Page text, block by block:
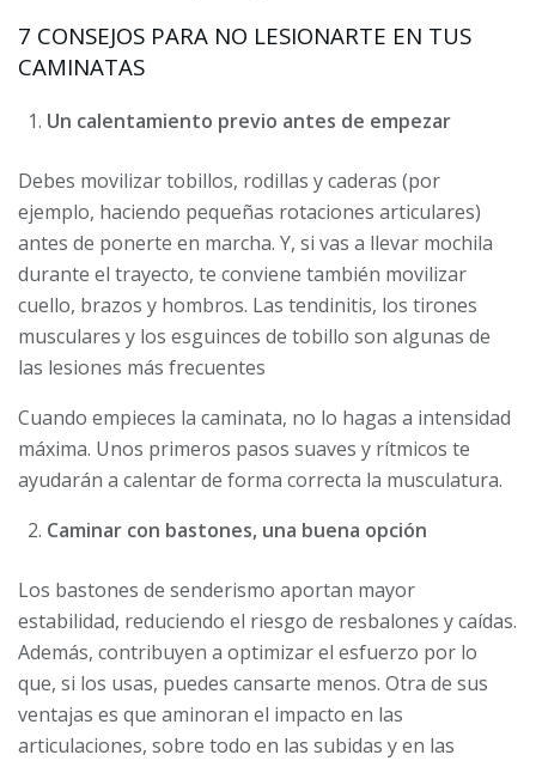
7 CONSEJOS PARA NO LESIONARTE EN TUS
CAMINATAS
Un calentamiento previo antes de empezar
Debes movilizar tobillos, rodillas y caderas (por
ejemplo, haciendo pequeñas rotaciones articulares)
antes de ponerte en marcha. Y, si vas a llevar mochila
durante el trayecto, te conviene también movilizar
cuello, brazos y hombros. Las tendinitis, los tirones
musculares y los esguinces de tobillo son algunas de
las lesiones más frecuentes
Cuando empieces la caminata, no lo hagas a intensidad
máxima. Unos primeros pasos suaves y rítmicos te
ayudarán a calentar de forma correcta la musculatura.
Caminar con bastones, una buena opción
Los bastones de senderismo aportan mayor
estabilidad, reduciendo el riesgo de resbalones y caídas.
Además, contribuyen a optimizar el esfuerzo por lo
que, si los usas, puedes cansarte menos. Otra de sus
ventajas es que aminoran el impacto en las
articulaciones, sobre todo en las subidas y en las